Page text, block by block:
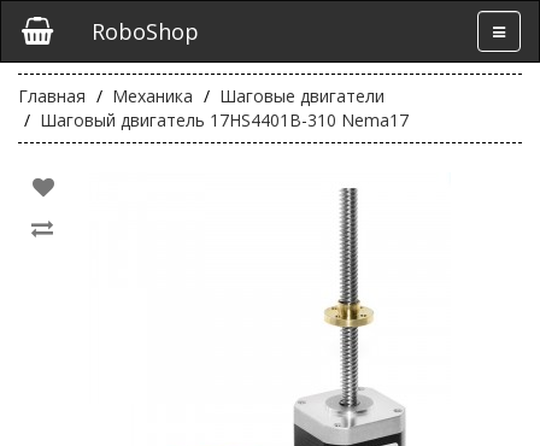
RoboShop
Главная Механика
Шаговые двигатели
Шаговый двигатель 17HS4401B-310 Nema17